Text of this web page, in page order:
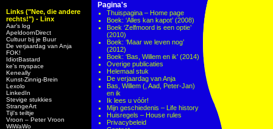
Links ("Nee, die andere
rechts!") - Linx
Aar’s log
ApeldoornDirect
Cultuur bij je Buur
De verjaardag van Anja
FOK!
IdiotBastard
ke's myspace
Keneally
Kunst-Zinnig-Brein
Lexolo
LinkedIn
Stevige stukkies
StrangeArt
Tijl’s teiltje
Vroon – Peter Vroon
WiWaWo
Pagina's
Thuispagina – Home page
Boek: ‘Alles kan kapot’ (2008)
Boek ‘Zelfmoord is een optie’
(2010)
Boek: ‘Maar we leven nog’
(2012)
Boek: ‘Bas, Willem en ik’ (2014)
Overige publicaties
Helemaal stuk
De verjaardag van Anja
Bas, Willem (, Aad, Peter-Jan)
en ik
Ik lees u vóór!
Mijn geschiedenis – Life history
Huisregels – House rules
Privacybeleid